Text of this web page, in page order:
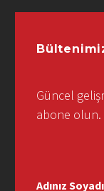
Güncel
abone olun.
Adınız